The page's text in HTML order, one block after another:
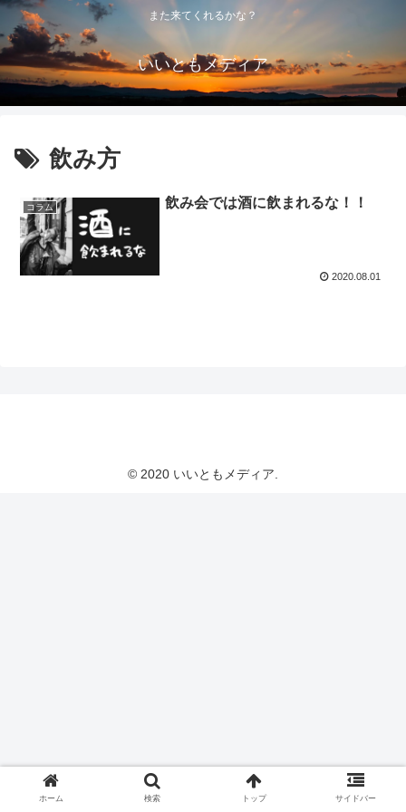
また来てくれるかな？
いいともメディア
飲み方
コラム 飲み会では酒に飲まれるな！！
2020.08.01
© 2020 いいともメディア.
ホーム 検索 トップ サイドバー